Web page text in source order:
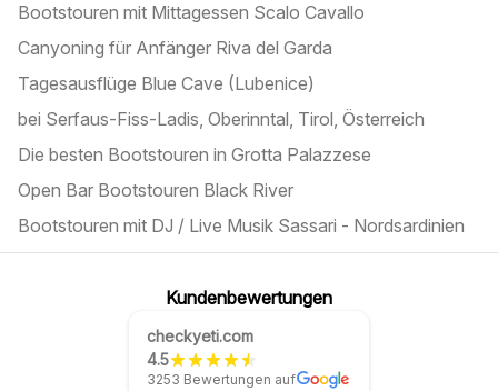
Bootstouren mit Mittagessen Scalo Cavallo
Canyoning für Anfänger Riva del Garda
Tagesausflüge Blue Cave (Lubenice)
bei Serfaus-Fiss-Ladis, Oberinntal, Tirol, Österreich
Die besten Bootstouren in Grotta Palazzese
Open Bar Bootstouren Black River
Bootstouren mit DJ / Live Musik Sassari - Nordsardinien
Kundenbewertungen
checkyeti.com
4.5
3253 Bewertungen auf